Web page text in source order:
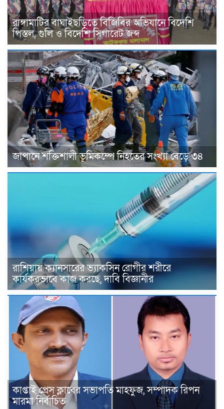
রাঙ্গামাটির বাঘাইছড়িতে বিজিবির অভিযানে বিদেশি
পিস্তল, গুলি ও বিদেশি সিগারেট জব্দ
জাপানে শক্তিশালী ভূমিকম্পে নিহতের সংখ্যা বেড়ে ৩৪
রাশিয়ায় ক্যানসারের ভ্যাকসিন রোগীর শরীরে
কার্যকরভাবে কাজ করছে, দাবি বিজ্ঞানীর
কাপ্তাই প্রেস ক্লাবের সভাপতি মাহফুজ, সম্পাদক রিপন
মারমা নির্বাচিত